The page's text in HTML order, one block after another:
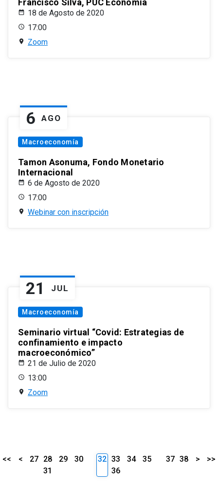
Francisco Silva, PUC Economía
18 de Agosto de 2020
17:00
Zoom
6 AGO
Macroeconomía
Tamon Asonuma, Fondo Monetario
Internacional
6 de Agosto de 2020
17:00
Webinar con inscripción
21 JUL
Macroeconomía
Seminario virtual “Covid: Estrategias de
confinamiento e impacto
macroeconómico”
21 de Julio de 2020
13:00
Zoom
<< < 27 28 29
30
31
32 33 34
35
36
37 38 > >>